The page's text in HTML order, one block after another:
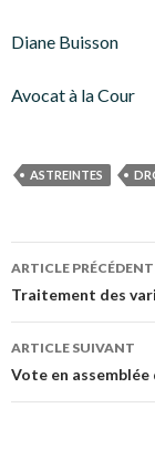
Diane Buisson
Avocat à la Cour
ASTREINTES
Navigation
des
articles
ARTICLE PRÉCÉDENT
Traitement des
ARTICLE SUIVANT
Vote en assemblée